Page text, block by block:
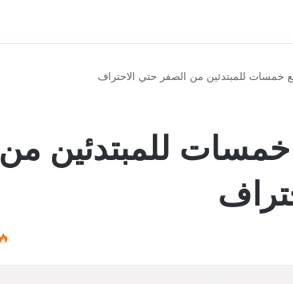
خمسات للمبتدئين من الصفر حتي الاحتراف
للمبتدئين من